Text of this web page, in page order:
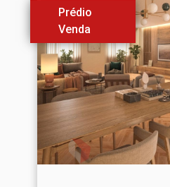
Prédio
Venda